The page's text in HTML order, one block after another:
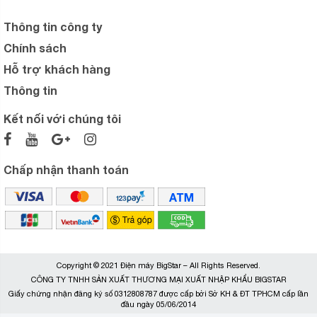
Thông tin công ty
Chính sách
Hỗ trợ khách hàng
Thông tin
Kết nối với chúng tôi
Chấp nhận thanh toán
Copyright © 2021 Điện máy BigStar – All Rights Reserved.
CÔNG TY TNHH SẢN XUẤT THƯƠNG MẠI XUẤT NHẬP KHẨU BIGSTAR
Giấy chứng nhận đăng ký số 0312808787 được cấp bởi Sở KH & ĐT TPHCM cấp lần
đầu ngày 05/06/2014